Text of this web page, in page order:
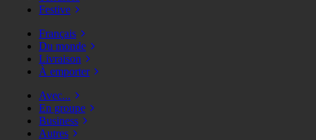
Festive
Français
Du monde
Livraison
À emporter
Avec...
En groupe
Business
Autres